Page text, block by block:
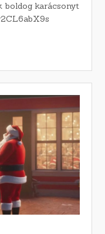
boldog karácsonyt